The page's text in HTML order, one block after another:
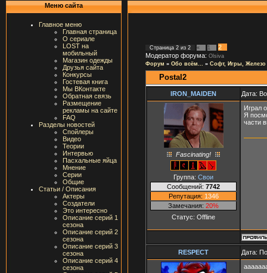
Меню сайта
Главное меню
Главная страница
О сериале
LOST на
мобильный
Магазин одежды
Друзья сайта
Конкурсы
Гостевая книга
Мы ВКонтакте
Обратная связь
Размещение
рекламы на сайте
FAQ
Разделы новостей
Спойлеры
Видео
Теории
Интервью
Пасхальные яйца
Мнение
Серии
Общие
Статьи / Описания
Актеры
Создатели
Это интересно
Описание серий 1
сезона
Описание серий 2
сезона
Описание серий 3
сезона
Описание серий 4
сезона
Страница 2 из 2 « 1
2
Модератор форума: Olsiva
Форум » Обо всём... » Софт, Игры, Железо
Postal2
IRON_MAIDEN Дата:
Fascinating!
Группа: Свои
Сообщений: 7742
Репутация: 1346
Замечания: 20%
Статус: Offline
Играл
Я
части
RESPECT Дата: